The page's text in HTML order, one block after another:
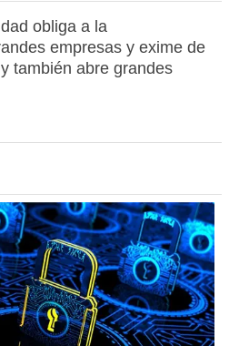
obliga a la
empresas y exime de
también abre grandes